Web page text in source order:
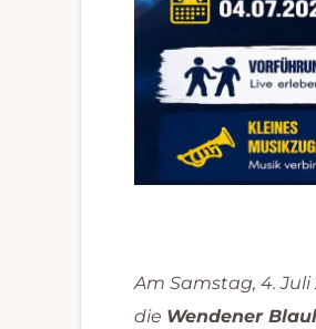
Am Samstag, 4.
die Wendener